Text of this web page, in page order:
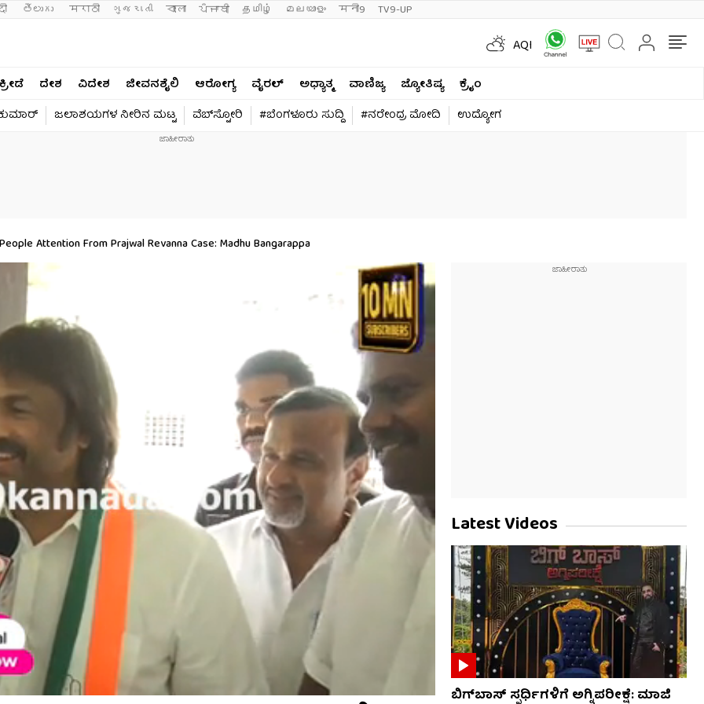
తెలుగు मराठी ગુજરાતી বাংলা ਪੰਜਾਬੀ தமிழ் മലയാളം मनी9 TV9-UP
AQI
ಕ್ರೀಡೆ ದೇಶ ವಿದೇಶ ಜೀವನಶೈಲಿ ಆರೋಗ್ಯ ವೈರಲ್​ ಅಧ್ಯಾತ್ಮ ವಾಣಿಜ್ಯ ಜ್ಯೋತಿಷ್ಯ
ಕ್ರೈಂ
ಜಲಾಶಯಗಳ ನೀರಿನ ಮಟ್ಟ ವೆಬ್​ಸ್ಟೋರಿ #ಬೆಂಗಳೂರು ಸುದ್ದಿ #ನರೇಂದ್ರ ಮೋದಿ ಉದ್ಯೋಗ
Attention From Prajwal Revanna Case: Madhu Bangarappa
Latest Videos
ಬಿಗ್​​ಬಾಸ್​ ಸ್ಪರ್ಧಿಗಳಿಗೆ ಅಗ್ನಿಪರೀಕ್ಷೆ: ಮಾಜಿ ​​